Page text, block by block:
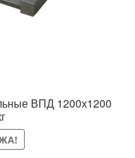
ВПД 1200х1200